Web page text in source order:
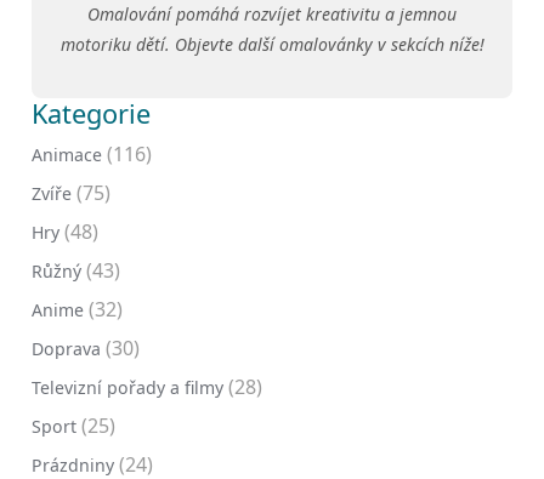
Omalování pomáhá rozvíjet kreativitu a jemnou
motoriku dětí. Objevte další omalovánky v sekcích níže!
Kategorie
Animace (116)
Zvíře (75)
Hry (48)
Růžný (43)
Anime (32)
Doprava (30)
Televizní pořady a filmy (28)
Sport (25)
Prázdniny (24)